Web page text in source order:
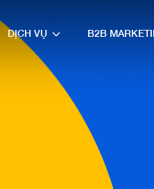
DỊCH VỤ B2B